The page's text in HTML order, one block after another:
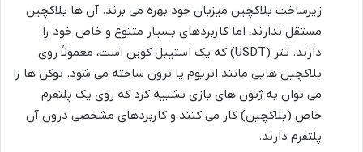
زیرساخت بلاکچین میزبان خود بهره می برند. آن ها بلاکچین
مستقل ندارند، اما کاربردهای بسیار متنوع و خاص خود را
دارند. تتر (USDT) که یک استیبل کوین است، معمولاً روی
بلاکچین هایی مانند اتریوم یا ترون ساخته می شود. توکن ها را
می توان به ژتون های بازی تشبیه کرد که روی یک پلتفرم
خاص (بلاکچین) کار می کنند و کاربردهای مشخصی درون آن
پلتفرم دارند.